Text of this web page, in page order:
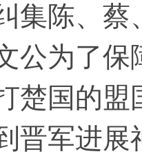
集陈、
公为了
楚国的
晋军进